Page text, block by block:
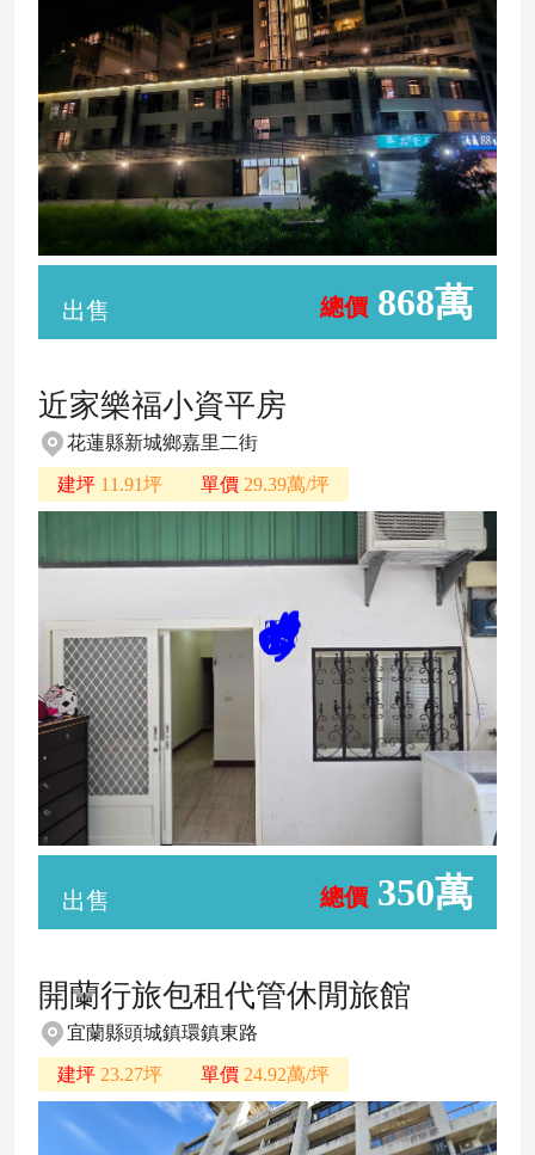
出售 總價 868萬
近家樂福小資平房
花蓮縣新城鄉嘉里二街
建坪 11.91坪 單價 29.39萬/坪
出售 總價 350萬
開蘭行旅包租代管休閒旅館
宜蘭縣頭城鎮環鎮東路
建坪 23.27坪 單價 24.92萬/坪